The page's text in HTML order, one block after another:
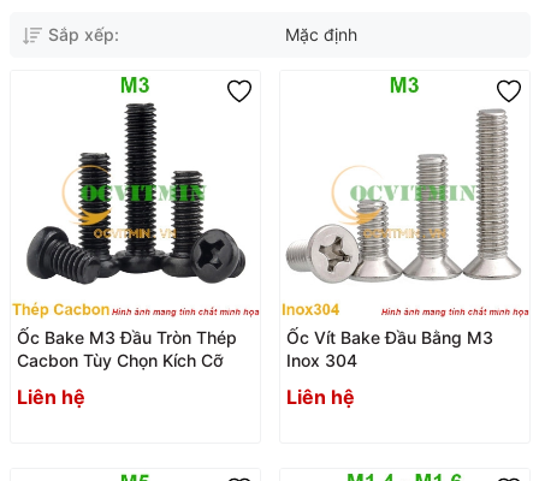
Sắp xếp: Mặc định
Ốc Bake M3 Đầu Tròn Thép
Cacbon Tùy Chọn Kích Cỡ
Liên hệ
Ốc Vít Bake Đầu Bằng M3
Inox 304
Liên hệ